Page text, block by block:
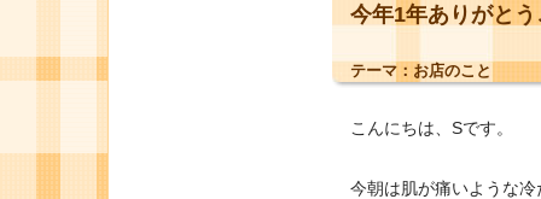
今年1年ありがと
テーマ： お店のこと
こんにちは、Sです。
今朝は肌が痛いような冷